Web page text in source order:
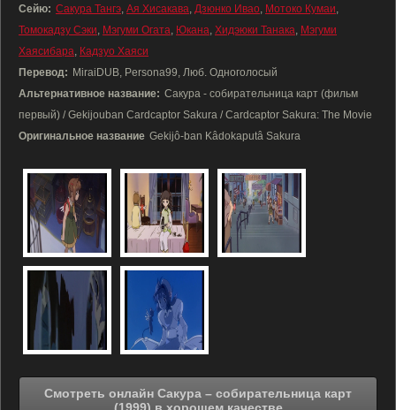
Сейю: Сакура Тангэ, Ая Хисакава, Дзюнко Ивао, Мотоко Кумаи,
Томокадзу Сэки, Мэгуми Огата, Юкана, Хидэюки Танака, Мэгуми
Хаясибара, Кадзуо Хаяси
Перевод: MiraiDUB, Persona99, Люб. Одноголосый
Альтернативное название: Сакура - собирательница карт (фильм
первый) / Gekijouban Cardcaptor Sakura / Cardcaptor Sakura: The Movie
Оригинальное название Gekijô-ban Kâdokaputâ Sakura
Смотреть онлайн Сакура – собирательница карт